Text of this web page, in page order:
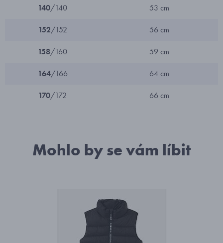
140/140 53 cm
152/152 56 cm
158/160 59 cm
164/166 64 cm
170/172 66 cm
Mohlo by se vám líbit